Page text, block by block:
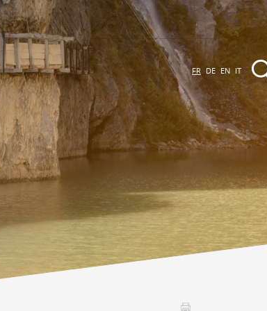
EVÈNEMENTS &
ACTIVITÉS
Activités dans la région
Promenades
Agenda des Manifestations
FR DE EN IT